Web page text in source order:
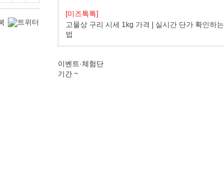
[미즈톡톡]
고물상 구리 시세 1kg 가격 | 실시간 단가 확인하는
법
이벤트·체험단
기간 ~